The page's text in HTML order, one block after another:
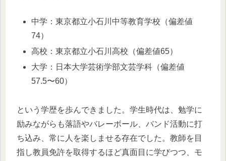
中学：東京都立小石川中等教育学校（偏差値
74）
高校：東京都立小石川高校（偏差値65）
大学：日本大学芸術学部文芸学科（偏差値
57.5〜60）
という学歴を歩んできました。学生時代は、勉学に
励みながらも落語やバレーボール、バンド活動に打
ち込み、常に人を楽しませる存在でした。教師を目
指し教員免許を取得するほど真面目に学びつつ、モ